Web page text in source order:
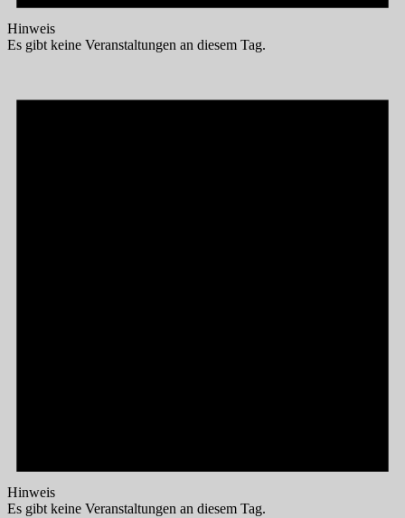
Hinweis
Es gibt keine Veranstaltungen an diesem Tag.
Hinweis
Es gibt keine Veranstaltungen an diesem Tag.